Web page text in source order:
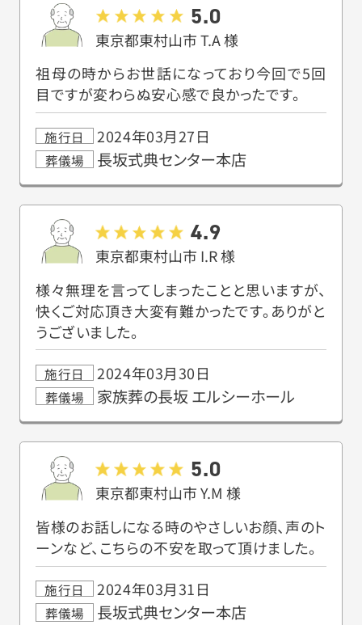
東京都東村山市T.A様
5.0
施行日 2024年03月27日
祖母の時からお世話になっており今回で5回
目ですが変わらぬ安心感で良かったです。
葬儀場 長坂式典センター本店
東京都東村山市 I.R様
4.9
施行日 2024年03月30日
様々無理を言ってしまったことと思いますが、
快くご対応頂き大変有難かったです。ありがと
うございました。
葬儀場 家族葬の長坂 エルシーホール
東京都東村山市Y.M様
5.0
施行日 2024年03月31日
皆様のお話しになる時のやさしいお顔、声のト
ーンなど、こちらの不安を取って頂けました。
葬儀場 長坂式典センター本店